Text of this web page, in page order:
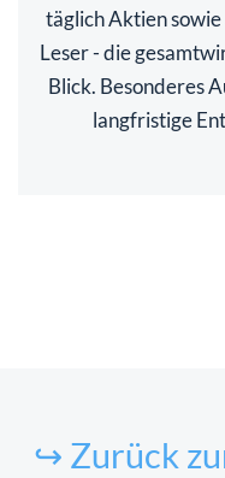
täglich Aktien
Leser - die
Blick. Besonderes
langfristige
↪ Zurück